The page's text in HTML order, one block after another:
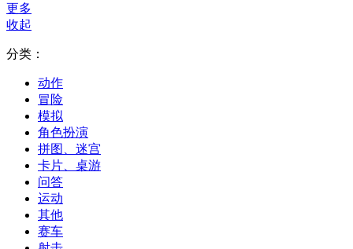
更多
收起
分类：
动作
冒险
模拟
角色扮演
拼图、迷宫
卡片、桌游
问答
运动
其他
赛车